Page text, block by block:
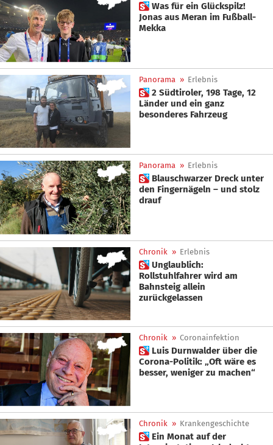
 Was für ein Glückspilz!
Jonas aus Meran im Fußball-
Mekka
Panorama » Erlebnis
 2 Südtiroler, 198 Tage, 12
Länder und ein ganz
besonderes Fahrzeug
Panorama » Erlebnis
 Blauschwarzer Dreck unter
den Fingernägeln – und stolz
drauf
Chronik » Erlebnis
 Unglaublich:
Rollstuhlfahrer wird am
Bahnsteig allein
zurückgelassen
Chronik » Coronainfektion
 Luis Durnwalder über die
Corona-Politik: „Oft wäre es
besser, weniger zu machen“
Chronik » Krankengeschichte
 Ein Monat auf der